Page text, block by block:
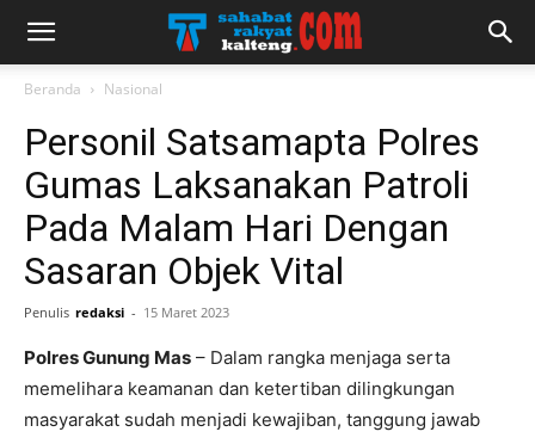
Beranda Nasional
Personil Satsamapta Polres
Gumas Laksanakan Patroli
Pada Malam Hari Dengan
Sasaran Objek Vital
Penulis redaksi - 15 Maret 2023
Polres Gunung Mas – Dalam rangka menjaga serta
memelihara keamanan dan ketertiban dilingkungan
masyarakat sudah menjadi kewajiban, tanggung jawab